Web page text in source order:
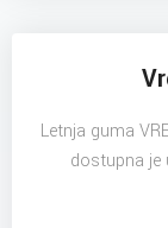
Letnja guma
dostupna je